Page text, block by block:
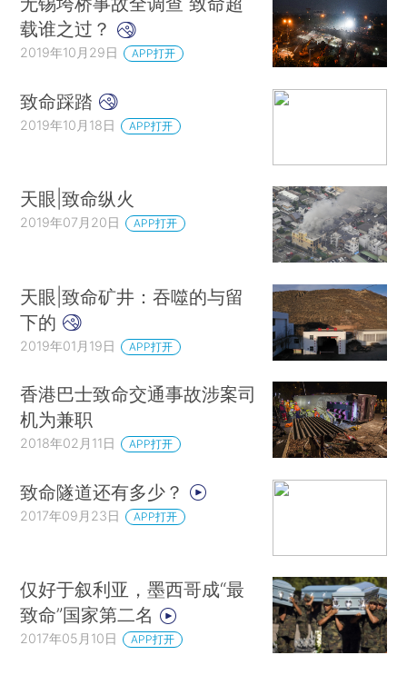
载谁之过？
2019年10月29日 APP打开
致命踩踏
2019年10月18日 APP打开
天眼|致命纵火
2019年07月20日 APP打开
天眼|致命矿井：吞噬的与留
下的
2019年01月19日 APP打开
香港巴士致命交通事故涉案司
机为兼职
2018年02月11日 APP打开
致命隧道还有多少？
2017年09月23日 APP打开
仅好于叙利亚，墨西哥成“最
致命”国家第二名
2017年05月10日 APP打开